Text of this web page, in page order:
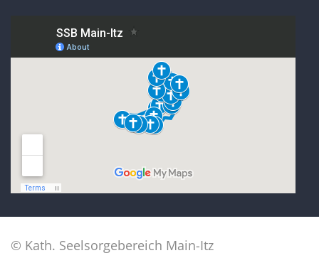
© Kath. Seelsorgebereich Main-Itz